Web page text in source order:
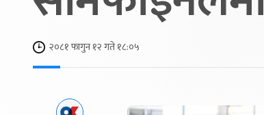
२०८१ फागुन १२ गते १८:०५